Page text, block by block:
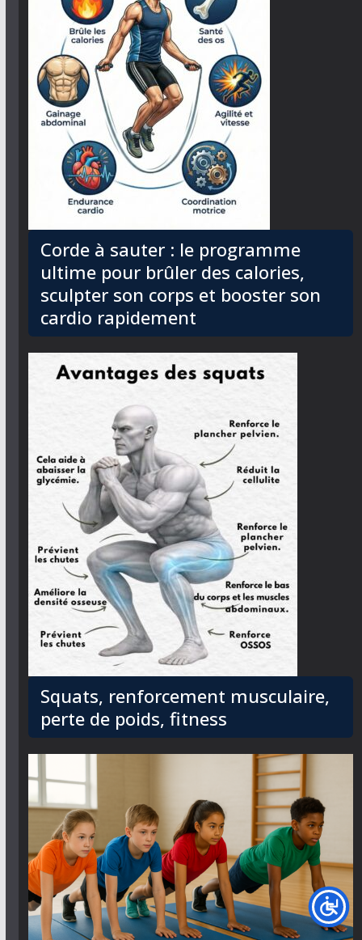
Corde à sauter : le programme
ultime pour brûler des calories,
sculpter son corps et booster son
cardio rapidement
Squats, renforcement musculaire,
perte de poids, fitness